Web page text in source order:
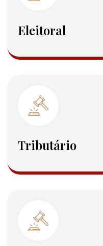
Eleitoral
Tributário